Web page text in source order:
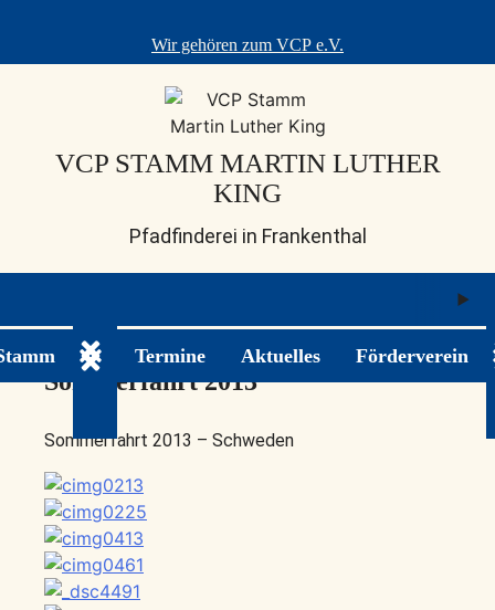
content
Wir gehören zum VCP e.V.
VCP STAMM MARTIN LUTHER
KING
Pfadfinderei in Frankenthal
Untermenü ein-/ausklappen
Termine Aktuelles Förderverein
Sommerfahrt 2013
Sommerfahrt 2013 – Schweden